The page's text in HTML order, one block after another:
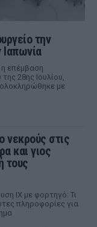
την
επέμβαση
28ης Ιουλίου,
με
νεκρούς στις
και γιος
τους
ΙΧ με φορτηγό: Τι
πληροφορίες για